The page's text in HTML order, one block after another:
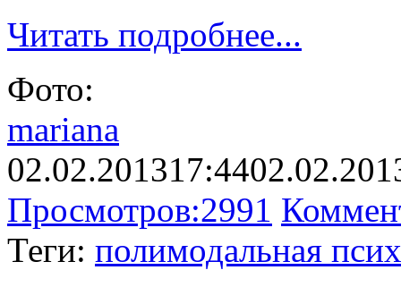
Читать подробнее...
Фото:
mariana
02.02.201317:44
Просмотров:2991
Теги: полимодальная